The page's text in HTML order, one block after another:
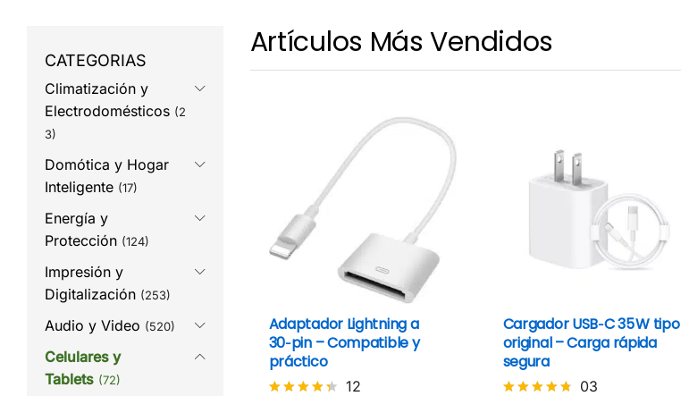
Artículos Más Vendidos
CABLE CONVERTIDOR
CON AUDIO PLUG 3.5MM
12
Adaptador Lightning a
30‑pin – Compatible y
práctico
12
Cargador USB‑C 35 W tipo
original – Carga rápida
segura
03
CATEGORIAS
Climatización y
Electrodomésticos (2
3)
Domótica y Hogar
Inteligente (17)
Energía y
Protección (124)
Impresión y
Digitalización (253)
Audio y Video (520)
Celulares y
Tablets (72)